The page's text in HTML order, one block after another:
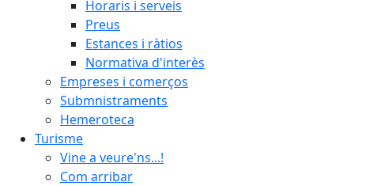
Horaris i serveis
Preus
Estances i ràtios
Normativa d'interès
Empreses i comerços
Submnistraments
Hemeroteca
Turisme
Vine a veure'ns...!
Com arribar